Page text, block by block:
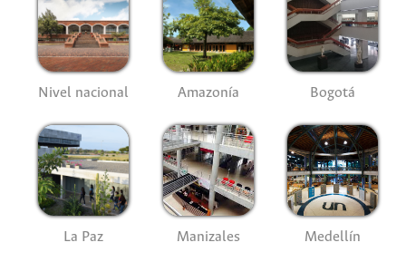
Nivel nacional Amazonía Bogotá
La Paz Manizales Medellín